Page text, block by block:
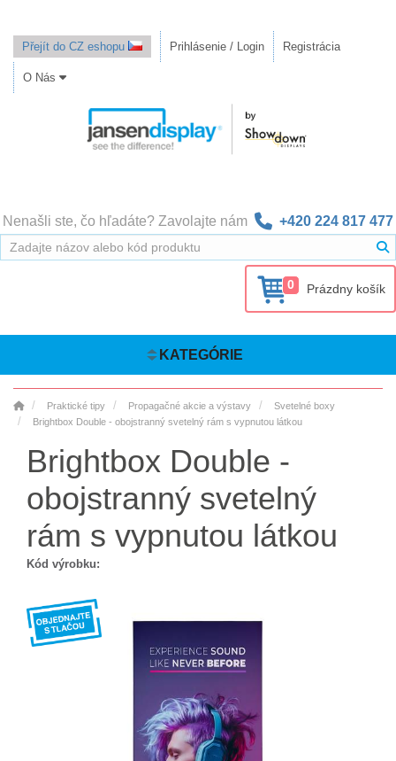
Přejít do CZ eshopu Prihlásenie / Login Registrácia
O Nás
Nenašli ste, čo hľadáte? Zavolajte nám +420 224 817 477
0 Prázdny košík
KATEGÓRIE
Praktické tipy Propagačné akcie a výstavy
Svetelné boxy
Brightbox Double - obojstranný svetelný rám s vypnutou látkou
Brightbox Double -
obojstranný svetelný
rám s vypnutou látkou
Kód výrobku: